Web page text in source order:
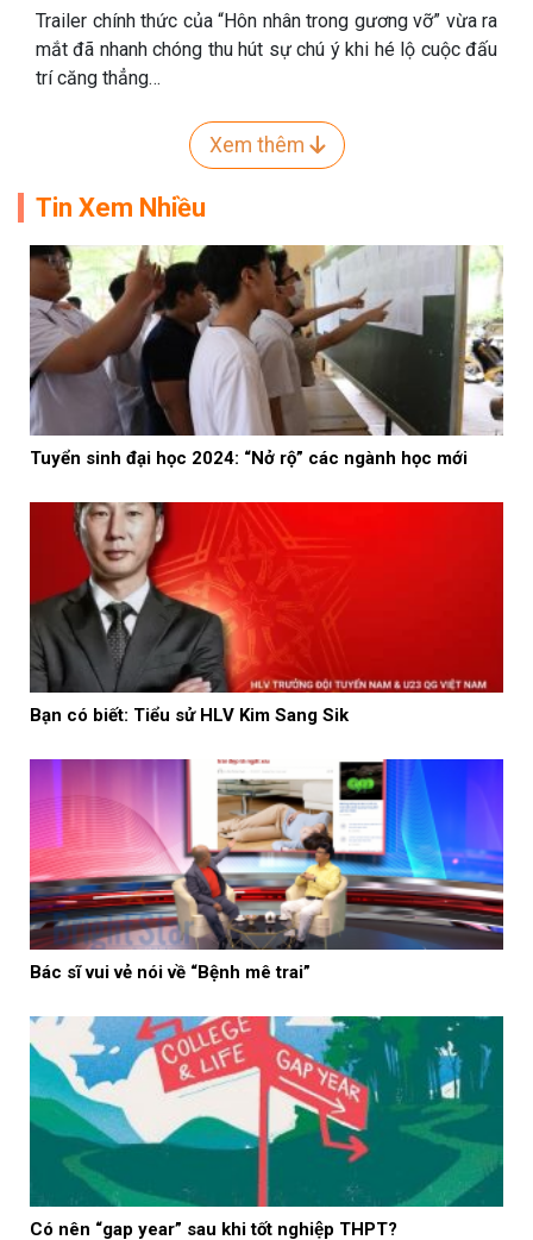
Trailer chính thức của “Hôn nhân trong gương vỡ” vừa ra
mắt đã nhanh chóng thu hút sự chú ý khi hé lộ cuộc đấu
trí căng thẳng…
Xem thêm
Tin Xem Nhiều
Tuyển sinh đại học 2024: “Nở rộ” các ngành học mới
Bạn có biết: Tiểu sử HLV Kim Sang Sik
Bác sĩ vui vẻ nói về “Bệnh mê trai”
Có nên “gap year” sau khi tốt nghiệp THPT?